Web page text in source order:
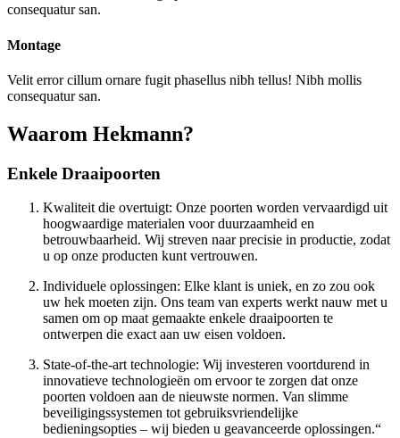
consequatur san.
Montage
Velit error cillum ornare fugit phasellus nibh tellus! Nibh mollis
consequatur san.
Waarom Hekmann?
Enkele Draaipoorten
Kwaliteit die overtuigt: Onze poorten worden vervaardigd uit
hoogwaardige materialen voor duurzaamheid en
betrouwbaarheid. Wij streven naar precisie in productie, zodat
u op onze producten kunt vertrouwen.
Individuele oplossingen: Elke klant is uniek, en zo zou ook
uw hek moeten zijn. Ons team van experts werkt nauw met u
samen om op maat gemaakte enkele draaipoorten te
ontwerpen die exact aan uw eisen voldoen.
State-of-the-art technologie: Wij investeren voortdurend in
innovatieve technologieën om ervoor te zorgen dat onze
poorten voldoen aan de nieuwste normen. Van slimme
beveiligingssystemen tot gebruiksvriendelijke
bedieningsopties – wij bieden u geavanceerde oplossingen.“